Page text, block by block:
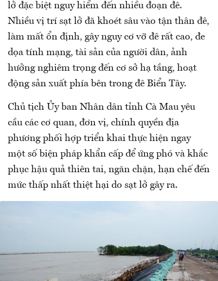
lở đặc biệt nguy hiểm đến nhiều đoạn đê.
Nhiều vị trí sạt lở đã khoét sâu vào tận thân đê,
làm mất ổn định, gây nguy cơ vỡ đê rất cao, đe
dọa tính mạng, tài sản của người dân, ảnh
hưởng nghiêm trọng đến cơ sở hạ tầng, hoạt
động sản xuất phía bên trong đê Biển Tây.
Chủ tịch Ủy ban Nhân dân tỉnh Cà Mau yêu
cầu các cơ quan, đơn vị, chính quyền địa
phương phối hợp triển khai thực hiện ngay
một số biện pháp khẩn cấp để ứng phó và khắc
phục hậu quả thiên tai, ngăn chặn, hạn chế đến
mức thấp nhất thiệt hại do sạt lở gây ra.